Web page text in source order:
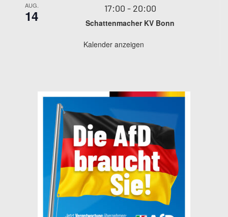
AUG.
14 17:00 - 20:00
Schattenmacher KV Bonn
Kalender anzeigen